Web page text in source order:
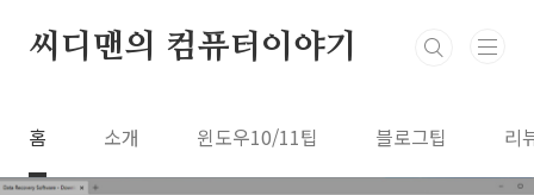
씨디맨의 컴퓨터이야기
홈 소개 윈도우10/11팁 블로그팁 리